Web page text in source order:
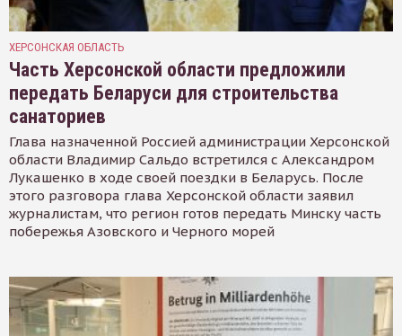
ХЕРСОНСКАЯ ОБЛАСТЬ
Часть Херсонской области предложили
передать Беларуси для строительства
санаториев
Глава назначенной Россией администрации Херсонской
области Владимир Сальдо встретился с Александром
Лукашенко в ходе своей поездки в Беларусь. После
этого разговора глава Херсонской области заявил
журналистам, что регион готов передать Минску часть
побережья Азовского и Черного морей